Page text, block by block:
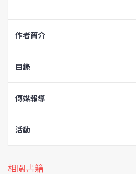
作者簡介
目錄
傳媒報導
活動
相關書籍